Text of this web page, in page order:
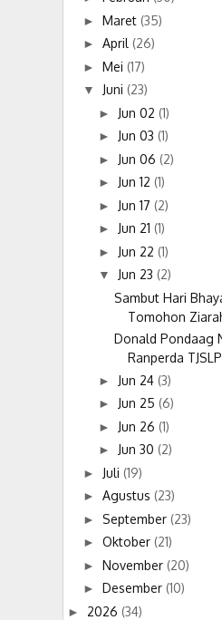
► Maret (35)
► April (26)
► Mei (17)
▼ Juni (23)
► Jun 02 (1)
► Jun 03 (1)
► Jun 06 (2)
► Jun 12 (1)
► Jun 17 (2)
► Jun 21 (1)
► Jun 22 (1)
▼ Jun 23 (2)
Sambut Hari
Tomohon
Donald Pondaag
Ranperda TJSLP
► Jun 24 (3)
► Jun 25 (6)
► Jun 26 (1)
► Jun 30 (2)
► Juli (19)
► Agustus (23)
► September (23)
► Oktober (21)
► November (20)
► Desember (10)
► 2026 (34)